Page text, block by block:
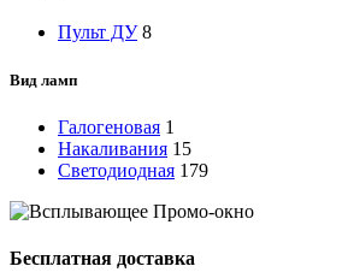
Пульт ДУ 8
Вид ламп
Галогеновая 1
Накаливания 15
Светодиодная 179
Бесплатная доставка